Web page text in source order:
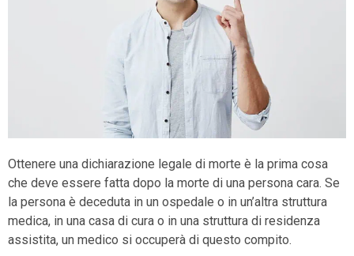
Ottenere una dichiarazione legale di morte è la prima cosa
che deve essere fatta dopo la morte di una persona cara. Se
la persona è deceduta in un ospedale o in un’altra struttura
medica, in una casa di cura o in una struttura di residenza
assistita, un medico si occuperà di questo compito.